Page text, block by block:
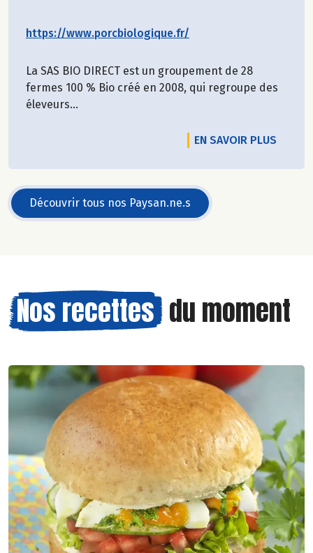
https://www.porcbiologique.fr/
La SAS BIO DIRECT est un groupement de 28
fermes 100 % Bio créé en 2008, qui regroupe des
éleveurs...
EN SAVOIR PLUS
Découvrir tous nos Paysan.ne.s
Nos recettes du moment